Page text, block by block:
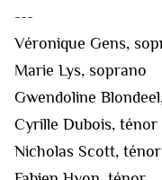
---
Véronique Gens,
Marie Lys, soprano
Gwendoline
Cyrille Dubois, ténor
Nicholas Scott, ténor